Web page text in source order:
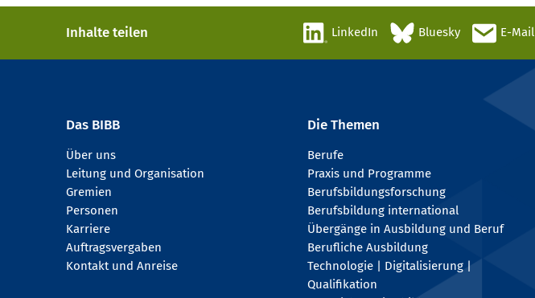
Inhalte teilen LinkedIn Bluesky E-Mail
Das BIBB
Über uns
Leitung und Organisation
Gremien
Personen
Karriere
Auftragsvergaben
Kontakt und Anreise
Die Themen
Berufe
Praxis und Programme
Berufsbildungsforschung
Berufsbildung international
Übergänge in Ausbildung und Beruf
Berufliche Ausbildung
Technologie | Digitalisierung |
Qualifikation